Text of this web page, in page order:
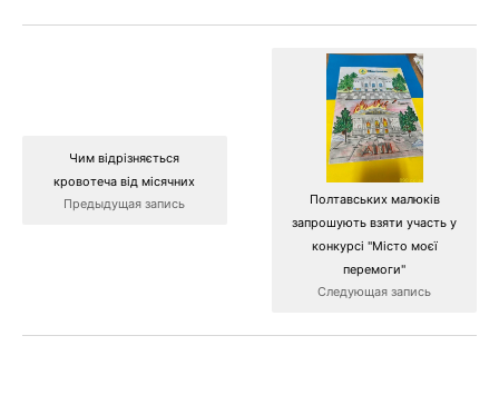
Чим відрізняється
кровотеча від місячних
Предыдущая запись
Полтавських малюків
запрошують взяти участь у
конкурсі "Місто моєї
перемоги"
Следующая запись